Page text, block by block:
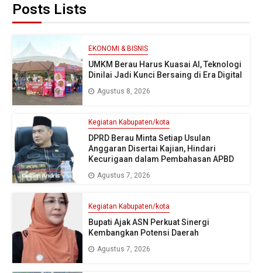
Posts Lists
EKONOMI & BISNIS
UMKM Berau Harus Kuasai AI, Teknologi
Dinilai Jadi Kunci Bersaing di Era Digital
Agustus 8, 2026
Kegiatan Kabupaten/kota
DPRD Berau Minta Setiap Usulan
Anggaran Disertai Kajian, Hindari
Kecurigaan dalam Pembahasan APBD
Agustus 7, 2026
Kegiatan Kabupaten/kota
Bupati Ajak ASN Perkuat Sinergi
Kembangkan Potensi Daerah
Agustus 7, 2026